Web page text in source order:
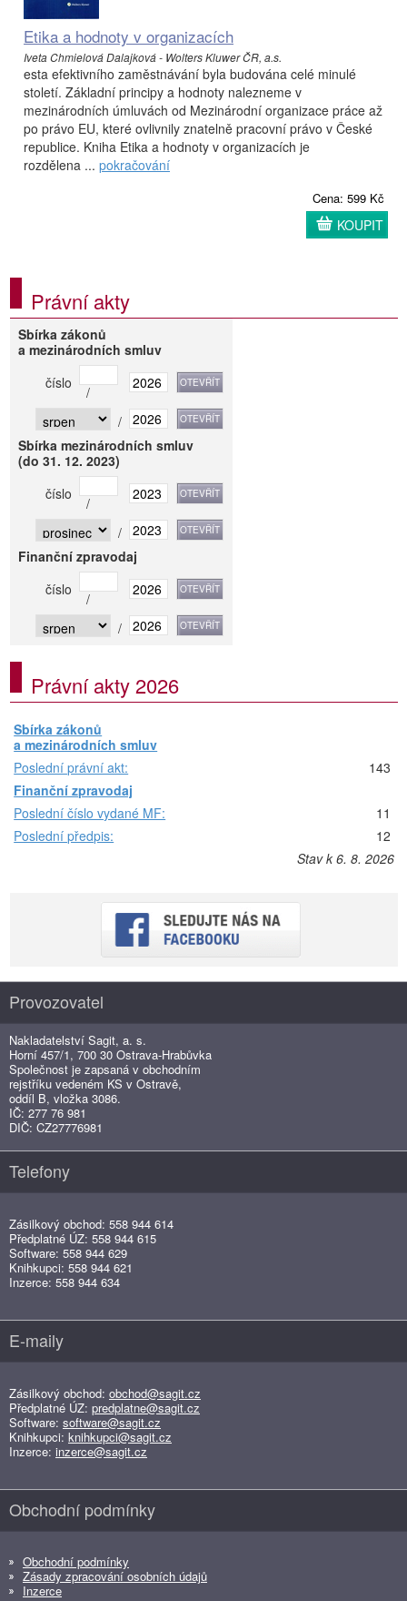
Etika a hodnoty v organizacích
Iveta Chmielová Dalajková - Wolters Kluwer ČR, a.s.
esta efektivního zaměstnávání byla budována celé minulé
století. Základní principy a hodnoty nalezneme v
mezinárodních úmluvách od Mezinárodní organizace práce až
po právo EU, které ovlivnily znatelně pracovní právo v České
republice. Kniha Etika a hodnoty v organizacích je
rozdělena ... pokračování
Cena: 599 Kč
KOUPIT
Právní akty
Sbírka zákonů
a mezinárodních smluv
číslo
/
/
Sbírka mezinárodních smluv
(do 31. 12. 2023)
číslo
/
/
Finanční zpravodaj
číslo
/
/
Právní akty 2026
Sbírka zákonů
a mezinárodních smluv
Poslední právní akt:
143
Finanční zpravodaj
Poslední číslo vydané MF:
11
Poslední předpis:
12
Stav k 6. 8. 2026
Provozovatel
Nakladatelství Sagit, a. s.
Horní 457/1, 700 30 Ostrava-Hrabůvka
Společnost je zapsaná v obchodním
rejstříku vedeném KS v Ostravě,
oddíl B, vložka 3086.
IČ: 277 76 981
DIČ: CZ27776981
Telefony
Zásilkový obchod: 558 944 614
Předplatné ÚZ: 558 944 615
Software: 558 944 629
Knihkupci: 558 944 621
Inzerce: 558 944 634
E-maily
Zásilkový obchod: obchod@sagit.cz
Předplatné ÚZ: predplatne@sagit.cz
Software: software@sagit.cz
Knihkupci: knihkupci@sagit.cz
Inzerce: inzerce@sagit.cz
Obchodní podmínky
Obchodní podmínky
Zásady zpracování osobních údajů
Inzerce